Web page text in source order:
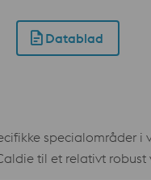
Datablad
specialområder
til et relativt